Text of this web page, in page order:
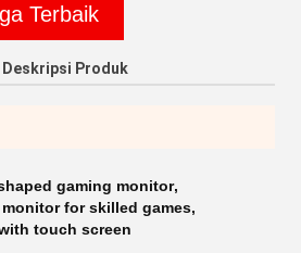
Terbaik
Deskripsi Produk
gaming monitor,
for skilled games,
touch screen